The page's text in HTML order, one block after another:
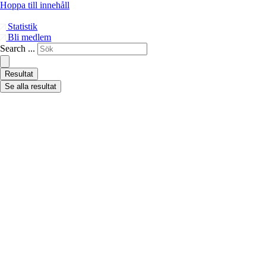
Hoppa till innehåll
Statistik
Bli medlem
Search ...
Resultat
Se alla resultat